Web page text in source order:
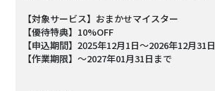
【対象サービス】おまかせマイスター
【優待特典】10%OFF
【申込期間】2025年12月1日～2026年12月31日
【作業期限】～2027年01月31日まで